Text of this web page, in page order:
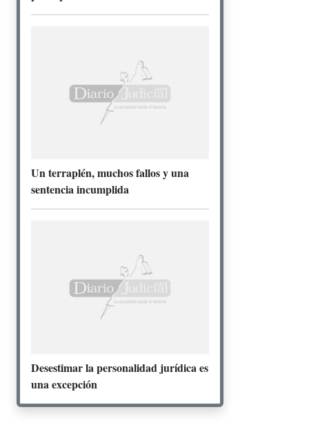
Un terraplén, muchos fallos y una
sentencia incumplida
Desestimar la personalidad jurídica es
una excepción